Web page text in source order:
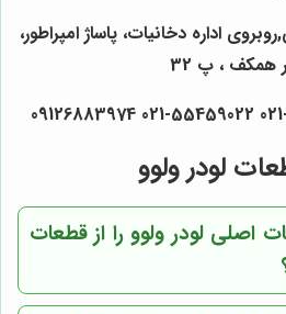
اداره دخانیات، پاساژ امپراطور،
همکف ، پ 32
لودر ولوو
اصلی لودر ولوو را از قطعات